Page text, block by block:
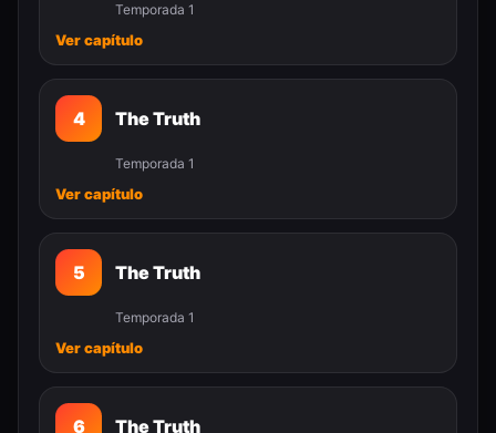
Temporada 1
Ver capítulo
4 The Truth
Temporada 1
Ver capítulo
5 The Truth
Temporada 1
Ver capítulo
6 The Truth